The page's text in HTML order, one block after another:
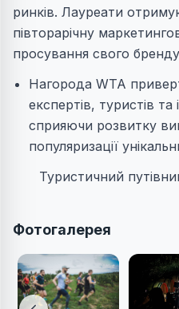
ринків. Лауреати
півторарічну
просування свого
Нагорода WTA
експертів, туристів та
сприяючи розвитку
популяризації
Туристичний
Фотогалерея